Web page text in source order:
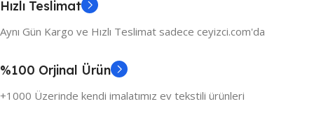
Hızlı Teslimat
Aynı Gün Kargo ve Hızlı Teslimat sadece ceyizci.com'da
%100 Orjinal Ürün
+1000 Üzerinde kendi imalatımız ev tekstili ürünleri